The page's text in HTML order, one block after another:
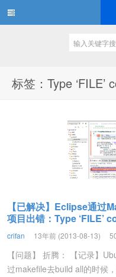
标签：Type ‘FILE’
【已解决】Eclipse通过
项目出错：Type ‘FILE’
crifan 13年前 (2013-08-13)
【问题】 折腾： 【记录】
过makefile去build all的时